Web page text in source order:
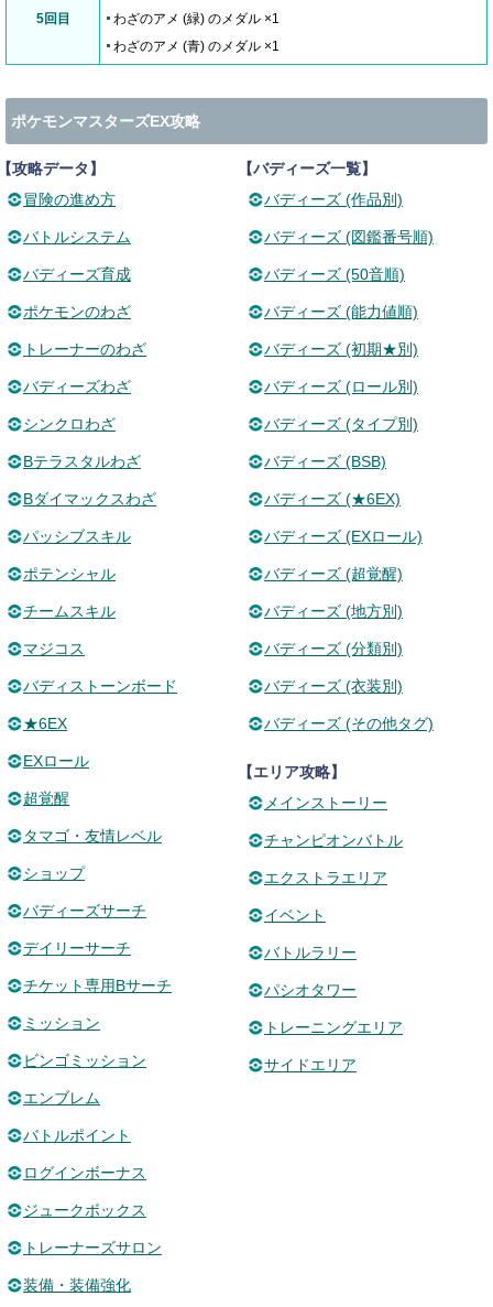
5回目
わざのアメ (緑) のメダル ×1
わざのアメ (青) のメダル ×1
ポケモンマスターズEX攻略
攻略データ】
冒険の進め方
バトルシステム
バディーズ育成
ポケモンのわざ
トレーナーのわざ
バディーズわざ
シンクロわざ
Bテラスタルわざ
Bダイマックスわざ
パッシブスキル
ポテンシャル
チームスキル
マジコス
バディストーンボード
★6EX
EXロール
超覚醒
タマゴ・友情レベル
ショップ
バディーズサーチ
デイリーサーチ
チケット専用Bサーチ
ミッション
ビンゴミッション
エンブレム
バトルポイント
ログインボーナス
ジュークボックス
トレーナーズサロン
装備・装備強化
【バディーズ一覧】
バディーズ (作品別)
バディーズ (図鑑番号順)
バディーズ (50音順)
バディーズ (能力値順)
バディーズ (初期★別)
バディーズ (ロール別)
バディーズ (タイプ別)
バディーズ (BSB)
バディーズ (★6EX)
バディーズ (EXロール)
バディーズ (超覚醒)
バディーズ (地方別)
バディーズ (分類別)
バディーズ (衣装別)
バディーズ (その他タグ)
【エリア攻略】
メインストーリー
チャンピオンバトル
エクストラエリア
イベント
バトルラリー
パシオタワー
トレーニングエリア
サイドエリア